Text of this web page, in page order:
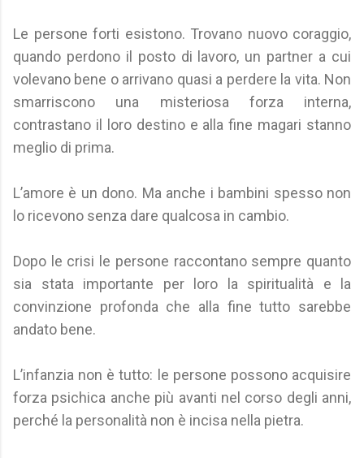
Le persone forti esistono. Trovano nuovo coraggio,
quando perdono il posto di lavoro, un partner a cui
volevano bene o arrivano quasi a perdere la vita. Non
smarriscono una misteriosa forza interna,
contrastano il loro destino e alla fine magari stanno
meglio di prima.
L’amore è un dono. Ma anche i bambini spesso non
lo ricevono senza dare qualcosa in cambio.
Dopo le crisi le persone raccontano sempre quanto
sia stata importante per loro la spiritualità e la
convinzione profonda che alla fine tutto sarebbe
andato bene.
L’infanzia non è tutto: le persone possono acquisire
forza psichica anche più avanti nel corso degli anni,
perché la personalità non è incisa nella pietra.